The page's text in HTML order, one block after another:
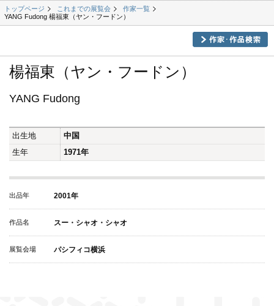
トップページ これまでの展覧会
作家一覧
YANG Fudong 楊福東（ヤン・フードン）
楊福東（ヤン・フードン）
YANG Fudong
出生地
中国
生年
1971年
出品年 2001年
作品名 スー・シャオ・シャオ
展覧会場 パシフィコ横浜